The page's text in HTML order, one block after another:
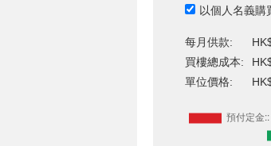
以個人名義購
每月供款:
買樓總成本:
單位價格: